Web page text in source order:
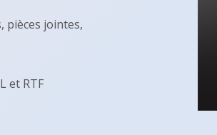
pièces jointes,
et RTF